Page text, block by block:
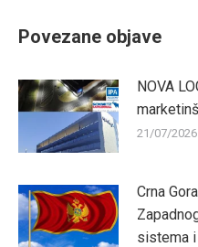
Povezane objave
NOVA
21/07/2026
Crna
sistema